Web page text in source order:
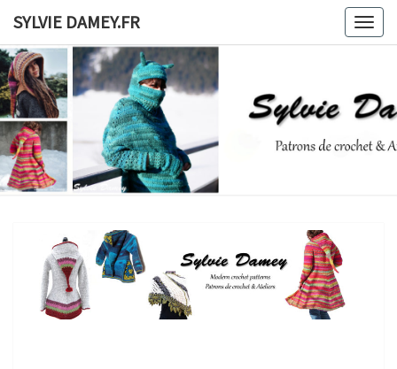
content
SYLVIE DAMEY.FR
SYLVIE
De
Crochet
Ateliers